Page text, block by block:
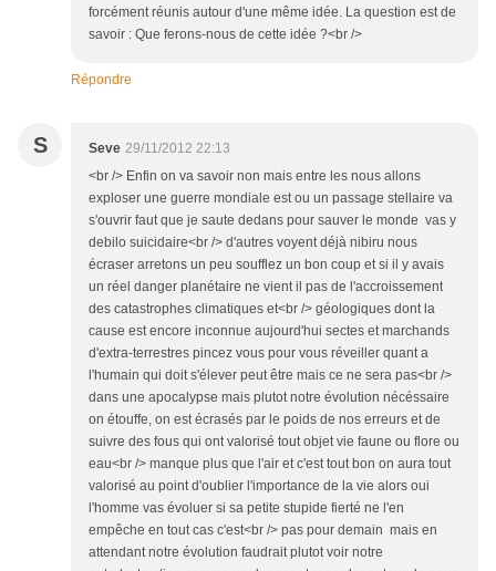
forcément réunis autour d'une même idée. La question est de
savoir : Que ferons-nous de cette idée ?<br />
Répondre
S Seve 29/11/2012 22:13
<br /> Enfin on va savoir non mais entre les nous allons
exploser une guerre mondiale est ou un passage stellaire va
s'ouvrir faut que je saute dedans pour sauver le monde vas y
debilo suicidaire<br /> d'autres voyent déjà nibiru nous
écraser arretons un peu soufflez un bon coup et si il y avais
un réel danger planétaire ne vient il pas de l'accroissement
des catastrophes climatiques et<br /> géologiques dont la
cause est encore inconnue aujourd'hui sectes et marchands
d'extra-terrestres pincez vous pour vous réveiller quant a
l'humain qui doit s'élever peut être mais ce ne sera pas<br />
dans une apocalypse mais plutot notre évolution nécéssaire
on étouffe, on est écrasés par le poids de nos erreurs et de
suivre des fous qui ont valorisé tout objet vie faune ou flore ou
eau<br /> manque plus que l'air et c'est tout bon on aura tout
valorisé au point d'oublier l'importance de la vie alors oui
l'homme vas évoluer si sa petite stupide fierté ne l'en
empêche en tout cas c'est<br /> pas pour demain mais en
attendant notre évolution faudrait plutot voir notre